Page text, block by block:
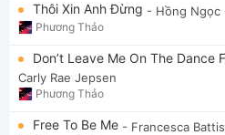
Thôi Xin Anh Đừng - Hồng Ngọc
Phương Thảo
Don’t Leave Me On The Dance
Carly Rae Jepsen
Phương Thảo
Free To Be Me - Francesca